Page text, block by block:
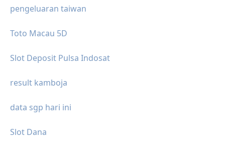
pengeluaran taiwan
Toto Macau 5D
Slot Deposit Pulsa Indosat
result kamboja
data sgp hari ini
Slot Dana